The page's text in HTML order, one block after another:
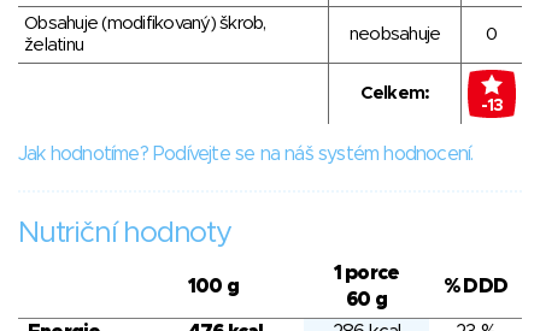
Obsahuje (modifikovaný) škrob,
želatinu
neobsahuje 0
Celkem:
-13
Jak hodnotíme? Podívejte se na náš systém hodnocení.
Nutriční hodnoty
100 g
1 porce
60 g
% DDD